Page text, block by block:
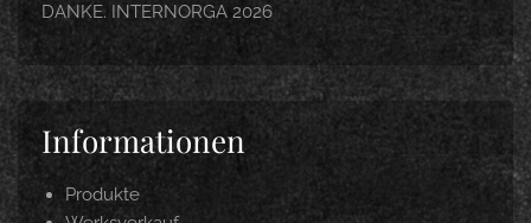
DANKE. INTERNORGA 2026
Informationen
Produkte